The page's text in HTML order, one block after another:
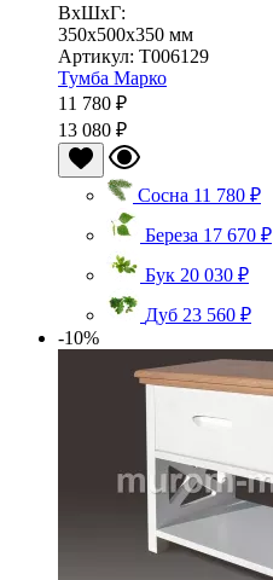
ВхШхГ:
350x500x350 мм
Артикул: Т006129
Тумба Марко
11 780 ₽
13 080 ₽
Сосна 11 780 ₽
Береза 17 670 ₽
Бук 20 030 ₽
Дуб 23 560 ₽
-10%